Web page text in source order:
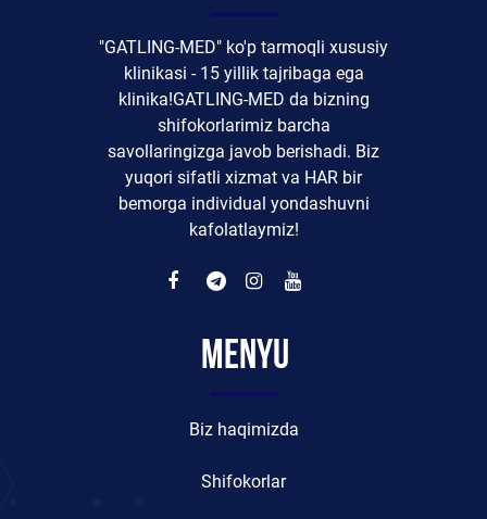
"GATLING-MED" ko'p tarmoqli xususiy
klinikasi - 15 yillik tajribaga ega
klinika!GATLING-MED da bizning
shifokorlarimiz barcha
savollaringizga javob berishadi. Biz
yuqori sifatli xizmat va HAR bir
bemorga individual yondashuvni
kafolatlaymiz!
Menyu
Biz haqimizda
Shifokorlar